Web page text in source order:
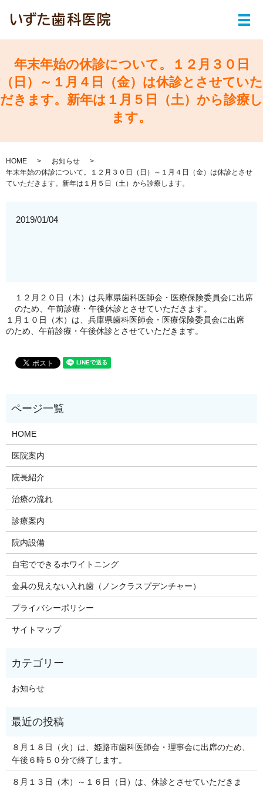
メ
年末年始の休診について。１２月３０日
（日）～１月４日（金）は休診とさせていた
だきます。新年は１月５日（土）から診療し
ます。
HOME
お知らせ
年末年始の休診について。１２月３０日（日）～１月４日（金）は休診とさせ
ていただきます。新年は１月５日（土）から診療します。
2019/01/04
１２月２０日（木）は兵庫県歯科医師会・医療保険委員会に出席
のため、午前診療・午後休診とさせていただきます。
１月１０日（木）は、兵庫県歯科医師会・医療保険委員会に出席
のため、午前診療・午後休診とさせていただきます。
HOME
医院案内
院長紹介
治療の流れ
診療案内
院内設備
自宅でできるホワイトニング
金具の見えない入れ歯（ノンクラスプデンチャー）
プライバシーポリシー
サイトマップ
お知らせ
８月１８日（火）は、姫路市歯科医師会・理事会に出席のため、
午後６時５０分で終了します。
８月１３日（木）～１６日（日）は、休診とさせていただきま